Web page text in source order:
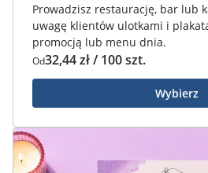
Prowadzisz restaurację, bar lub
uwagę klientów ulotkami i
promocją lub menu dnia.
Od32,44 zł / 100 szt.
Wybierz